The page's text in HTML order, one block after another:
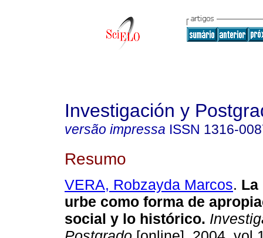
Investigación y
versão impressa ISSN 1316-
Resumo
VERA, Robzayda Marcos. La
urbe como forma de
social y lo histórico.